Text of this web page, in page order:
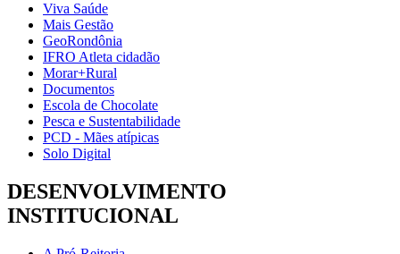
Viva Saúde
Mais Gestão
GeoRondônia
IFRO Atleta cidadão
Morar+Rural
Documentos
Escola de Chocolate
Pesca e Sustentabilidade
PCD - Mães atípicas
Solo Digital
DESENVOLVIMENTO
INSTITUCIONAL